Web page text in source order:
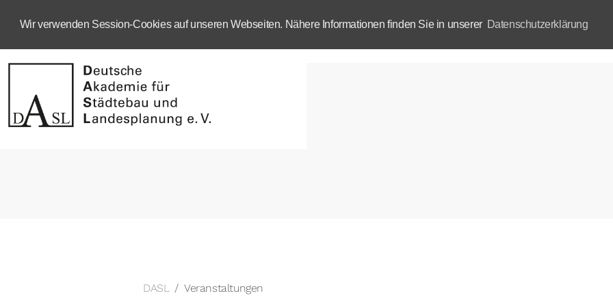
Wir verwenden Session-Cookies auf unseren Webseiten. Nähere Informationen finden Sie in unserer Datenschutzerklärung
Aktuelles Akademie
DASL Veranstaltungen